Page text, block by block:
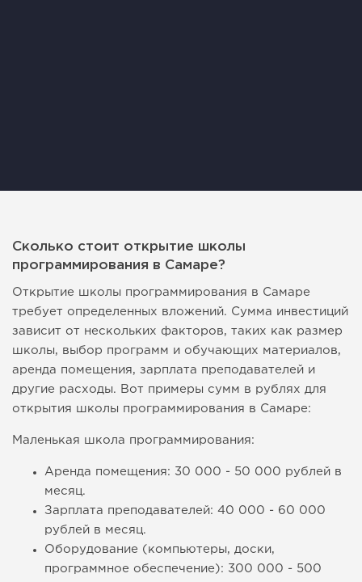
Сколько стоит открытие школы
программирования в Самаре?
Открытие школы программирования в Самаре
требует определенных вложений. Сумма инвестиций
зависит от нескольких факторов, таких как размер
школы, выбор программ и обучающих материалов,
аренда помещения, зарплата преподавателей и
другие расходы. Вот примеры сумм в рублях для
открытия школы программирования в Самаре:
Маленькая школа программирования:
Аренда помещения: 30 000 - 50 000 рублей в
месяц.
Зарплата преподавателей: 40 000 - 60 000
рублей в месяц.
Оборудование (компьютеры, доски,
программное обеспечение): 300 000 - 500